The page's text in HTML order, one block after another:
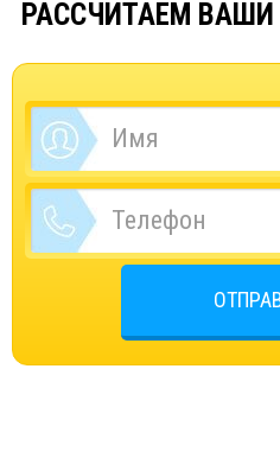
РАССЧИТАЕМ